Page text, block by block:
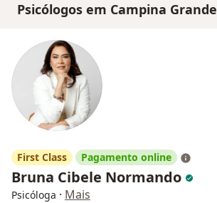
Psicólogos em Campina Grande
First Class Pagamento online
Bruna Cibele Normando
Psicóloga · Mais